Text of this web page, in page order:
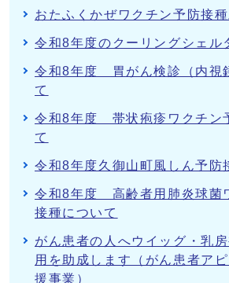
おたふくかぜワクチン予防接
令和8年度のクーリングシェル
令和8年度 胃がん検診（内視
て
令和8年度 帯状疱疹ワクチン
て
令和8年度久御山町風しん予防
令和8年度 高齢者用肺炎球菌
接種について
がん患者の人へウイッグ・乳
用を助成します（がん患者ア
援事業）